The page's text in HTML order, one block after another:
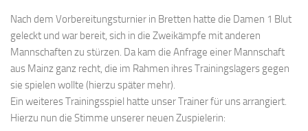
Nach dem Vorbereitungsturnier in Bretten hatte die Damen 1 Blut
geleckt und war bereit, sich in die Zweikämpfe mit anderen
Mannschaften zu stürzen. Da kam die Anfrage einer Mannschaft
aus Mainz ganz recht, die im Rahmen ihres Trainingslagers gegen
sie spielen wollte (hierzu später mehr).
Ein weiteres Trainingsspiel hatte unser Trainer für uns arrangiert.
Hierzu nun die Stimme unserer neuen Zuspielerin: